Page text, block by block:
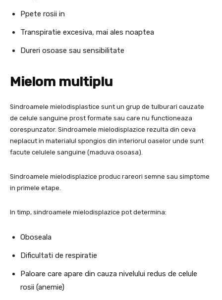
Ppete rosii in
Transpiratie excesiva, mai ales noaptea
Dureri osoase sau sensibilitate
Mielom multiplu
Sindroamele mielodisplastice sunt un grup de tulburari cauzate
de celule sanguine prost formate sau care nu functioneaza
corespunzator. Sindroamele mielodisplazice rezulta din ceva
neplacut in materialul spongios din interiorul oaselor unde sunt
facute celulele sanguine (maduva osoasa).
Sindroamele mielodisplazice produc rareori semne sau simptome
in primele etape.
In timp, sindroamele mielodisplazice pot determina:
Oboseala
Dificultati de respiratie
Paloare care apare din cauza nivelului redus de celule
rosii (anemie)